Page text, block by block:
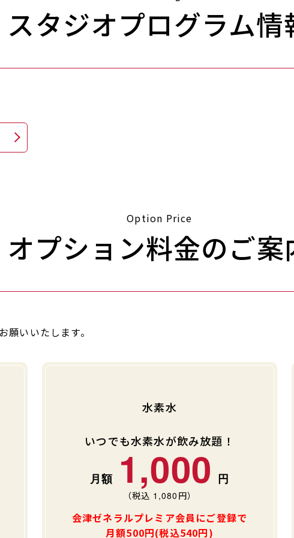
スタジオプログラム情
Option Price
オプション料金のご案
いいたします。
水素水
いつでも水素水が飲み放題！
1,000
（税込 1,080 円）
会津ゼネラルプレミア会員にご登録で
月額500円(税込540円)